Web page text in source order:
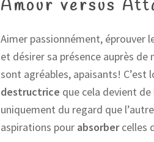
Amour versus
Aimer passionnément, éprouver
et désirer sa présence auprès de
sont agréables, apaisants!
destructrice que cela devient
uniquement du regard que
aspirations pour absorbercelles